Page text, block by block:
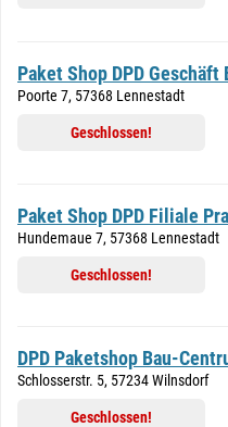
Paket Shop DPD
Poorte 7, 57368 Lennestadt
Geschlossen!
Paket Shop DPD Filiale
Hundemaue 7, 57368 Lennestadt
Geschlossen!
DPD Paketshop Bau-
Schlosserstr. 5, 57234 Wilnsdorf
Geschlossen!